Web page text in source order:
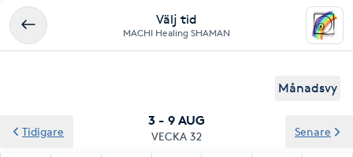
Välj tid
MACHI Healing SHAMAN
Månadsvy
3 - 9 AUG
VECKA 32
Tidigare Senare